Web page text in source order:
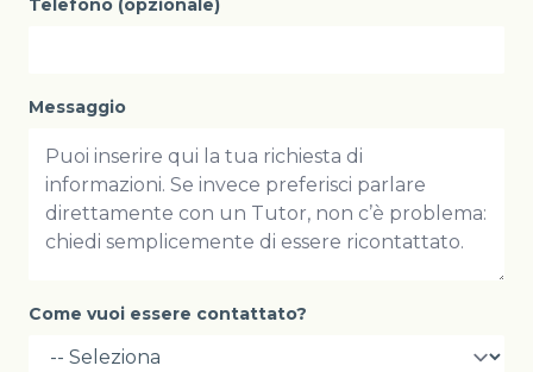
Telefono (opzionale)
Messaggio
Come vuoi essere contattato?